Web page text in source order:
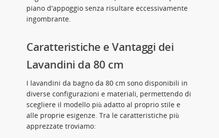
piano d'appoggio senza risultare eccessivamente
ingombrante.
Caratteristiche e Vantaggi dei
Lavandini da 80 cm
I lavandini da bagno da 80 cm sono disponibili in
diverse configurazioni e materiali, permettendo di
scegliere il modello più adatto al proprio stile e
alle proprie esigenze. Tra le caratteristiche più
apprezzate troviamo: